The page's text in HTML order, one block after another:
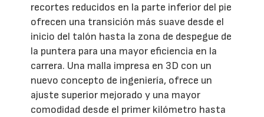
recortes reducidos en la parte inferior del pie
ofrecen una transición más suave desde el
inicio del talón hasta la zona de despegue de
la puntera para una mayor eficiencia en la
carrera. Una malla impresa en 3D con un
nuevo concepto de ingeniería, ofrece un
ajuste superior mejorado y una mayor
comodidad desde el primer kilómetro hasta